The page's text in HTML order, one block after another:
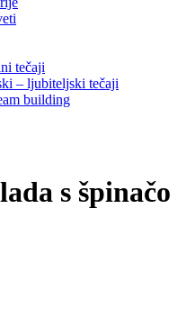
tečaji
– ljubiteljski tečaji
building
s špinačo